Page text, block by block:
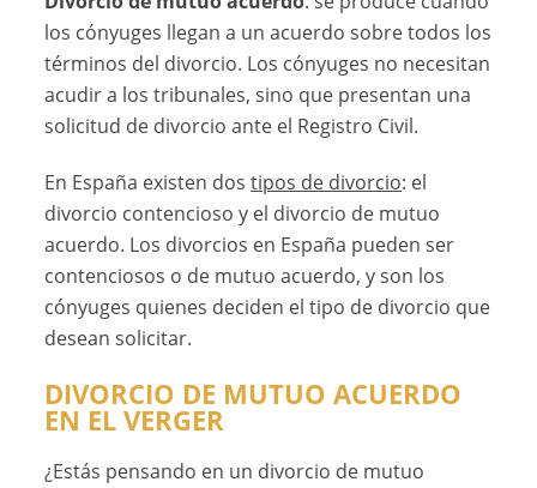
los cónyuges llegan a un acuerdo sobre todos los
términos del divorcio. Los cónyuges no necesitan
acudir a los tribunales, sino que presentan una
solicitud de divorcio ante el Registro Civil.
En España existen dostipos de divorcio: el
divorcio contencioso y el divorcio de mutuo
acuerdo. Los divorcios en España pueden ser
contenciosos o de mutuo acuerdo, y son los
cónyuges quienes deciden el tipo de divorcio que
desean solicitar.
DIVORCIO DE MUTUO ACUERDO
EN EL VERGER
¿Estás pensando en un divorcio de mutuo